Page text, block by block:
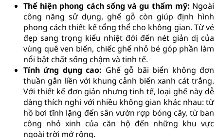
Thể hiện phong cách sống và gu thẩm mỹ: Ngoài
công năng sử dụng, ghế gỗ còn giúp định hình
phong cách thiết kế tổng thể cho không gian. Từ vẻ
đẹp sang trọng kiểu nhiệt đới đến nét giản dị của
vùng quê ven biển, chiếc ghế nhỏ bé góp phần làm
nổi bật chất sống chậm và tinh tế.
Tính ứng dụng cao: Ghế gỗ bãi biển không đơn
thuần gắn liền với khung cảnh biển xanh cát trắng.
Với thiết kế đơn giản nhưng tinh tế, loại ghế này dễ
dàng thích nghi với nhiều không gian khác nhau: từ
hồ bơi tĩnh lặng đến sân vườn rợp bóng cây, từ ban
công nhỏ xinh của căn hộ đến những khu vực
ngoài trời mở rộng.